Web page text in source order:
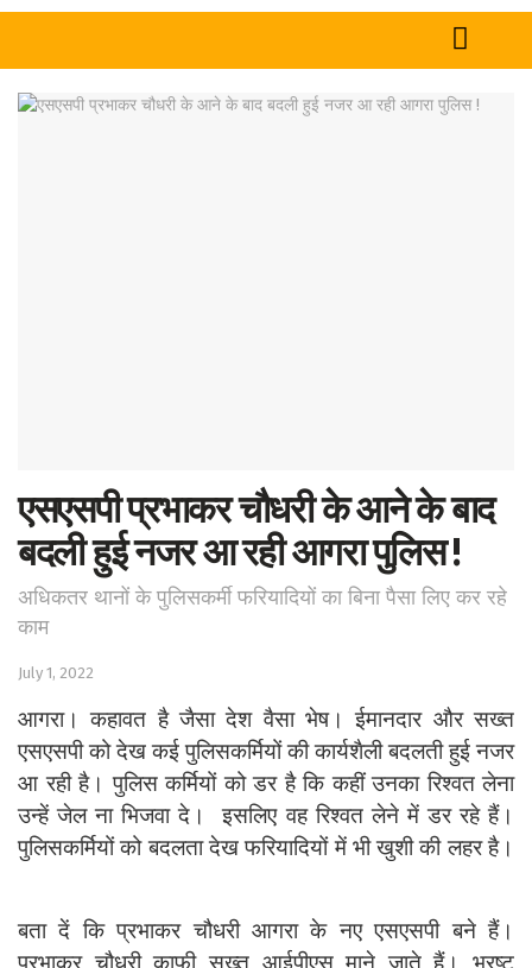
एसएसपी प्रभाकर चौधरी के आने के बाद
बदली हुई नजर आ रही आगरा पुलिस !
अधिकतर थानों के पुलिसकर्मी फरियादियों का बिना पैसा लिए कर रहे
काम
July 1, 2022
आगरा। कहावत है जैसा देश वैसा भेष। ईमानदार और सख्त
एसएसपी को देख कई पुलिसकर्मियों की कार्यशैली बदलती हुई नजर
आ रही है। पुलिस कर्मियों को डर है कि कहीं उनका रिश्वत लेना
उन्हें जेल ना भिजवा दे। इसलिए वह रिश्वत लेने में डर रहे हैं।
पुलिसकर्मियों को बदलता देख फरियादियों में भी खुशी की लहर है।
बता दें कि प्रभाकर चौधरी आगरा के नए एसएसपी बने हैं।